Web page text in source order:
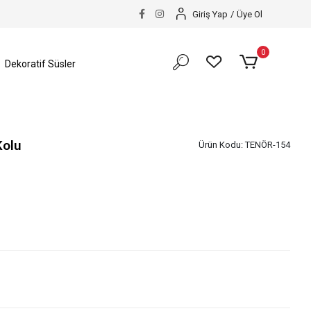
Giriş Yap / Üye Ol
Dekoratif Süsler
0
Ürün Kodu:TENÖR-154